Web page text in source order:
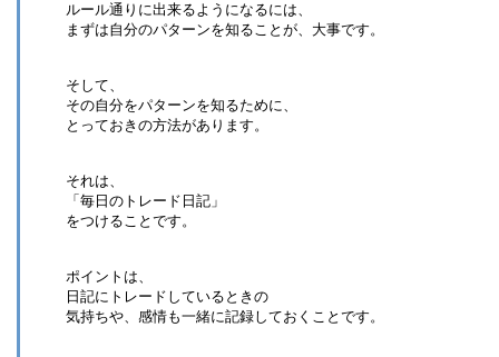
ルール通りに出来るようになるには、
まずは自分のパターンを知ることが、大事です。
そして、
その自分をパターンを知るために、
とっておきの方法があります。
それは、
「毎日のトレード日記」
をつけることです。
ポイントは、
日記にトレードしているときの
気持ちや、感情も一緒に記録しておくことです。